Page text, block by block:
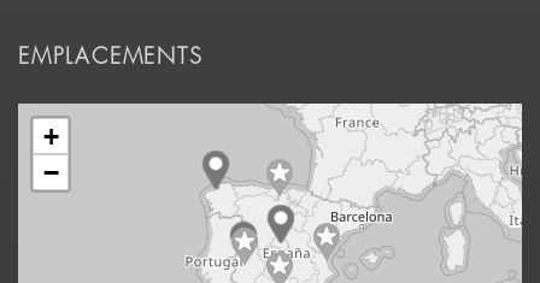
EMPLACEMENTS
+
−